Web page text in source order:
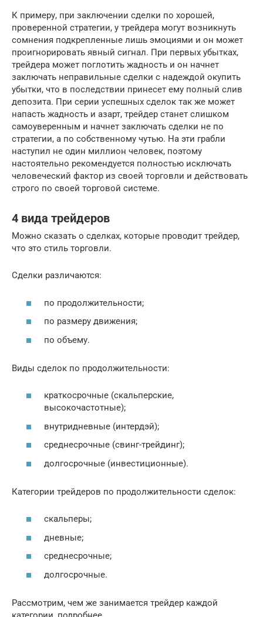
К примеру, при заключении сделки по хорошей,
проверенной стратегии, у трейдера могут возникнуть
сомнения подкрепленные лишь эмоциями и он может
проигнорировать явный сигнал. При первых убытках,
трейдера может поглотить жадность и он начнет
заключать неправильные сделки с надеждой окупить
убытки, что в последствии принесет ему полный слив
депозита. При серии успешных сделок так же может
напасть жадность и азарт, трейдер станет слишком
самоуверенным и начнет заключать сделки не по
стратегии, а по собственному чутью. На эти грабли
наступил не один миллион человек, поэтому
настоятельно рекомендуется полностью исключать
человеческий фактор из своей торговли и действовать
строго по своей торговой системе.
4 вида трейдеров
Можно сказать о сделках, которые проводит трейдер,
что это стиль торговли.
Сделки различаются:
по продолжительности;
по размеру движения;
по объему.
Виды сделок по продолжительности:
краткосрочные (скальперские,
высокочастотные);
внутридневные (интердэй);
среднесрочные (свинг-трейдинг);
долгосрочные (инвестиционные).
Категории трейдеров по продолжительности сделок:
скальперы;
дневные;
среднесрочные;
долгосрочные.
Рассмотрим, чем же занимается трейдер каждой